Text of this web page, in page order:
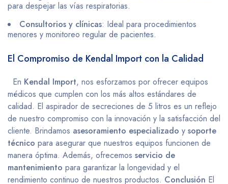
para despejar las vías respiratorias.
Consultorios y clínicas: Ideal para procedimientos
menores y monitoreo regular de pacientes.
El Compromiso de Kendal Import con la Calidad
En Kendal Import, nos esforzamos por ofrecer equipos
médicos que cumplen con los más altos estándares de
calidad. El aspirador de secreciones de 5 litros es un reflejo
de nuestro compromiso con la innovación y la satisfacción del
cliente. Brindamos asesoramiento especializado y soporte
técnico para asegurar que nuestros equipos funcionen de
manera óptima. Además, ofrecemos servicio de
mantenimiento para garantizar la longevidad y el
rendimiento continuo de nuestros productos. Conclusión El